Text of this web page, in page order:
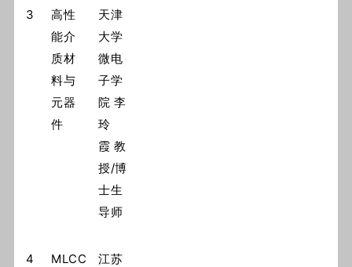
3
高性
能介
质材
料与
元器
件
天津
大学
微电
子学
院 李
玲
霞 教
授/博
士生
导师
4
MLCC
江苏